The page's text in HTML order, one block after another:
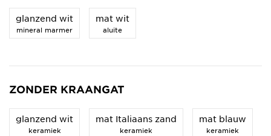
glanzend wit
mineral marmer
mat wit
aluite
ZONDER KRAANGAT
glanzend wit
keramiek
mat Italiaans zand
keramiek
mat blauw
keramiek